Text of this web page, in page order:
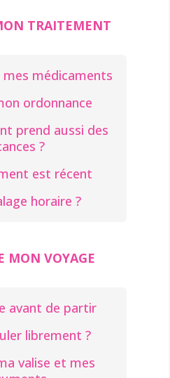
TRAITEMENT
mes médicaments
ordonnance
prend aussi des
?
est récent
horaire ?
MON VOYAGE
avant de partir
librement ?
valise et mes